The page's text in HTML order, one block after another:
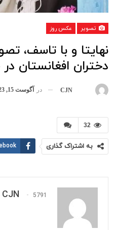
تصویر عکس روز
نهایتا و با تاسف،
دختران افغانستان
CJN در آگوست 15, 2023
32
به اشتراک گذاری
CJN 5791 پست